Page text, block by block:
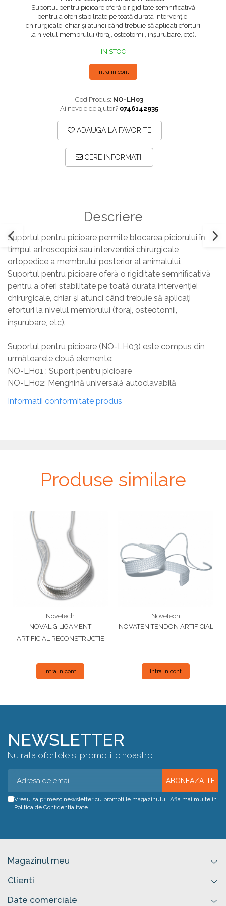
Plăci TPLO Blocate
Plăci Tubulare
Set Instrumentar Ortopedie
Șuruburi TORX Locking
Suruburi Canulate Herbert
Suruburi Corticale
Suportul pentru picioare oferă o rigiditate semnificativă
pentru a oferi stabilitate pe toată durata intervenției
chirurgicale, chiar și atunci când trebuie să aplicați eforturi
la nivelul membrului (foraj, osteotomii, înșurubare, etc).
IN STOC
Intra in cont
Cod Produs: NO-LH03
Ai nevoie de ajutor? 0746142935
ADAUGA LA FAVORITE
CERE INFORMATII
Descriere
Suportul pentru picioare permite blocarea piciorului în
timpul artroscopiei sau intervenției chirurgicale
ortopedice a membrului posterior al animalului.
Suportul pentru picioare oferă o rigiditate semnificativă
pentru a oferi stabilitate pe toată durata intervenției
chirurgicale, chiar și atunci când trebuie să aplicați
eforturi la nivelul membrului (foraj, osteotomii,
înșurubare, etc).
Suportul pentru picioare (NO-LH03) este compus din
următoarele două elemente:
NO-LH01 : Suport pentru picioare
NO-LH02: Menghină universală autoclavabilă
Informatii conformitate produs
Produse similare
Novetech
NOVALIG LIGAMENT
ARTIFICIAL RECONSTRUCTIE
Intra in cont
Novetech
NOVATEN TENDON ARTIFICIAL
Intra in cont
NEWSLETTER
Nu rata ofertele si promotiile noastre
Vreau sa primesc newsletter cu promotiile magazinului. Afla mai multe in
Politica de Confidentialitate
Magazinul meu
Clienti
Date comerciale